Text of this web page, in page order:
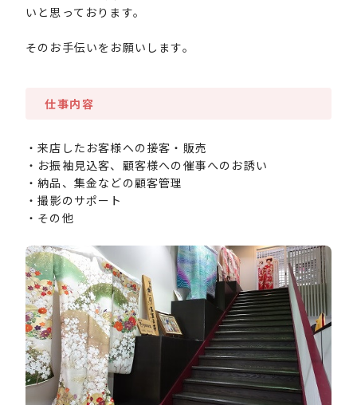
いと思っております。
そのお手伝いをお願いします。
仕事内容
・来店したお客様への接客・販売
・お振袖見込客、顧客様への催事へのお誘い
・納品、集金などの顧客管理
・撮影のサポート
・その他